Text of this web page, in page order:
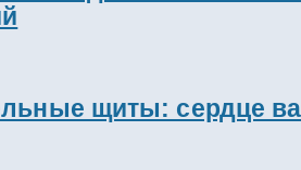
щиты: сердце